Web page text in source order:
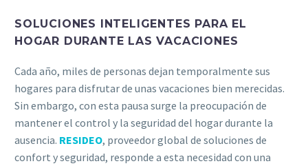
SOLUCIONES INTELIGENTES PARA EL
HOGAR DURANTE LAS VACACIONES
Cada año, miles de personas dejan temporalmente sus
hogares para disfrutar de unas vacaciones bien merecidas.
Sin embargo, con esta pausa surge la preocupación de
mantener el control y la seguridad del hogar durante la
ausencia. RESIDEO, proveedor global de soluciones de
confort y seguridad, responde a esta necesidad con una